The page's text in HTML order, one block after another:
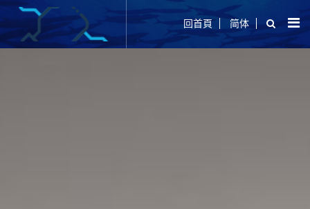
回首頁 简体